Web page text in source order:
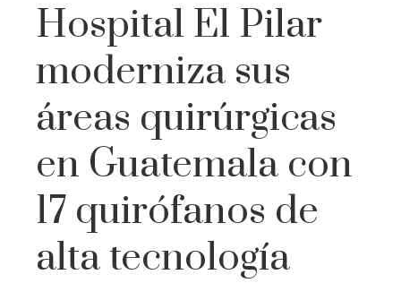
Hospital El Pilar
moderniza sus
áreas quirúrgicas
en Guatemala con
17 quirófanos de
alta tecnología